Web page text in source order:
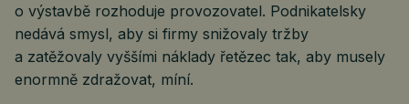
o výstavbě rozhoduje provozovatel. Podnikatelsky
nedává smysl, aby si firmy snižovaly tržby
a zatěžovaly vyššími náklady řetězec tak, aby musely
enormně zdražovat, míní.